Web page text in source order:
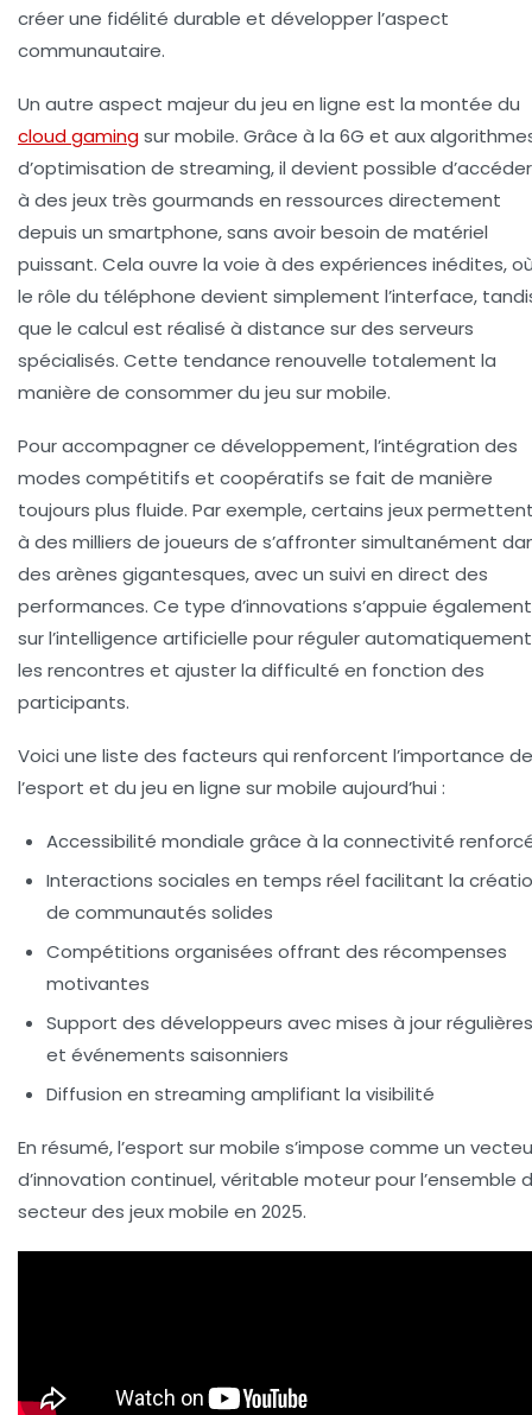
créer une fidélité durable et développer l’aspect
communautaire.
Un autre aspect majeur du jeu en ligne est la montée du
cloud gamingsur mobile. Grâce à la 6G et aux
d’optimisation de streaming, il devient possible d’accéder
à des jeux très gourmands en ressources directement
depuis un smartphone, sans avoir besoin de matériel
puissant. Cela ouvre la voie à des expériences inédites,
le rôle du téléphone devient simplement l’interface,
que le calcul est réalisé à distance sur des serveurs
spécialisés. Cette tendance renouvelle totalement la
manière de consommer du jeu sur mobile.
Pour accompagner ce développement, l’intégration des
modes compétitifs et coopératifs se fait de manière
toujours plus fluide. Par exemple, certains jeux
à des milliers de joueurs de s’affronter simultanément
des arènes gigantesques, avec un suivi en direct des
performances. Ce type d’innovations s’appuie également
sur l’intelligence artificielle pour réguler automatiquement
les rencontres et ajuster la difficulté en fonction des
participants.
Voici une liste des facteurs qui renforcent l’importance de
l’esport et du jeu en ligne sur mobile aujourd’hui :
Accessibilité mondiale grâce à la connectivité
Interactions sociales en temps réel facilitant la
de communautés solides
Compétitions organisées offrant des récompenses
motivantes
Support des développeurs avec mises à jour régulières
et événements saisonniers
Diffusion en streaming amplifiant la visibilité
En résumé, l’esport sur mobile s’impose comme un
d’innovation continuel, véritable moteur pour l’ensemble
secteur des jeux mobile en 2025.